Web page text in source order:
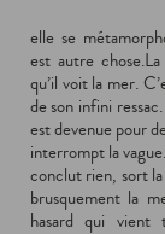
elle se
est autre
ressac du ressac
mer. Cette mer,